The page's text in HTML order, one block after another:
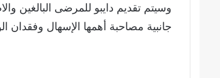
وسيتم تقديم دايبو للمرضى
جانبية مصاحبة أهمها الإسهال وفقدان